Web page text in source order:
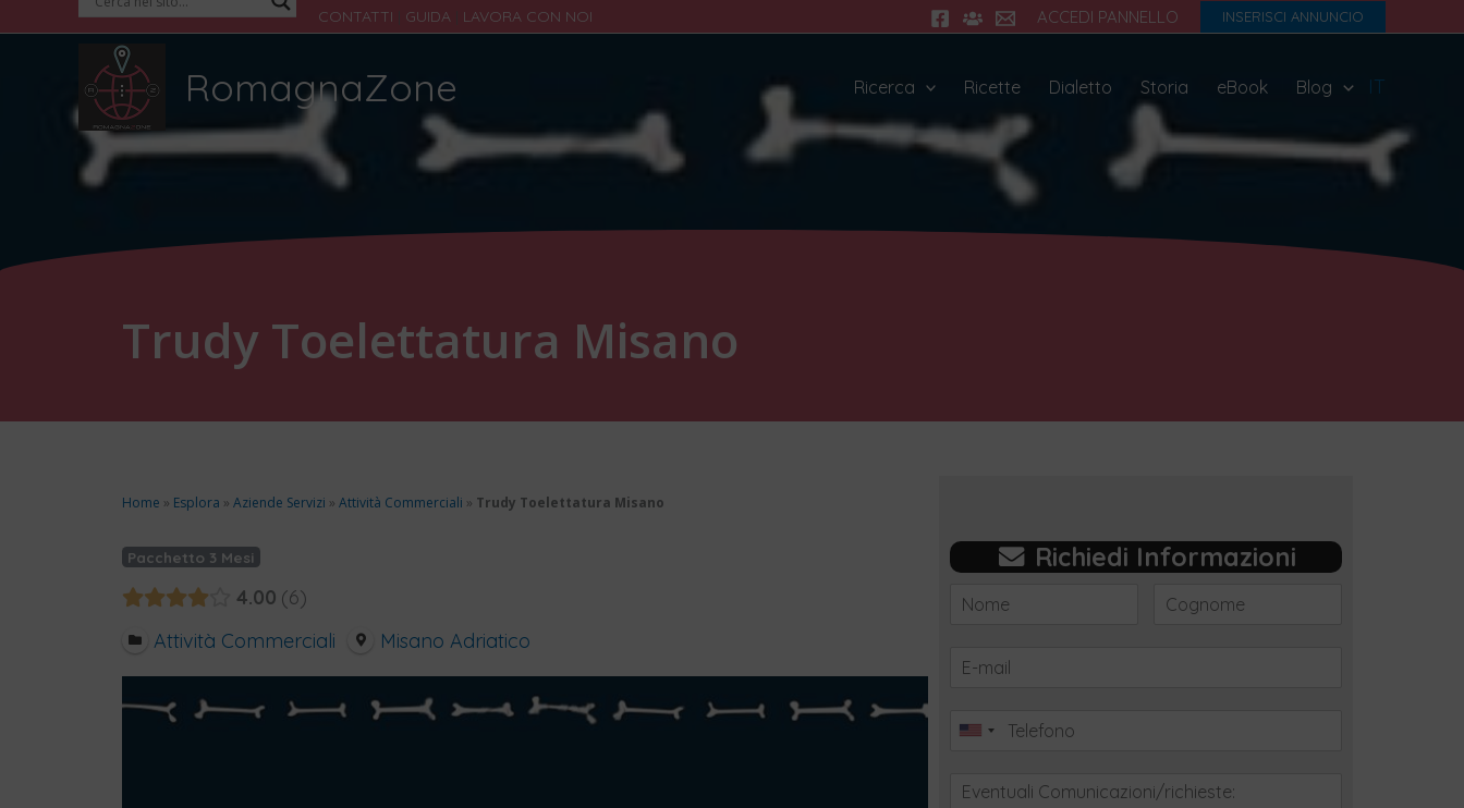
contenuto
CONTATTI GUIDA LAVORA CON NOI ACCEDI PANNELLO INSERISCI ANNUNCIO
RomagnaZone Ricerca Ricette Dialetto Storia eBook Blog IT
Trudy Toelettatura Misano
Home » Esplora » Aziende Servizi » Attività Commerciali » Trudy Toelettatura Misano
Pacchetto 3 Mesi
4.00 6
Attività Commerciali
Misano Adriatico
Richiedi Informazioni